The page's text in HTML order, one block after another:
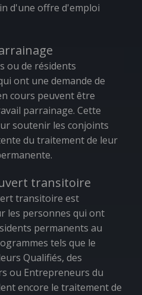
d'une offre d'emploi
ou de résidents
ont une demande de
cours peuvent être
parrainage. Cette
soutenir les conjoints
du traitement de leur
transitoire
transitoire est
les personnes qui ont
permanents au
tels que le
Qualifiés, des
ou Entrepreneurs du
encore le traitement de